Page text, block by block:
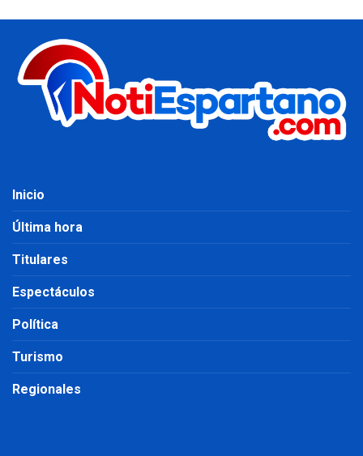
Inicio
Última hora
Titulares
Espectáculos
Política
Turismo
Regionales